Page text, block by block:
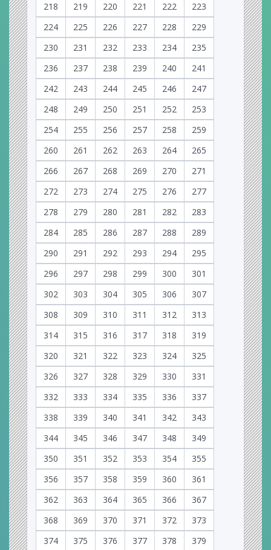
218
219 220 221 222
223
224
225 226 227 228
229
230
231 232 233 234
235
236
237 238 239 240
241
242
243 244 245 246
247
248
249 250 251 252
253
254
255 256 257 258
259
260
261 262 263 264
265
266
267 268 269 270
271
272
273 274 275 276
277
278
279 280 281 282
283
284
285 286 287 288
289
290
291 292 293 294
295
296
297 298 299 300
301
302
303 304 305 306
307
308
309 310 311 312
313
314
315 316 317 318
319
320
321 322 323 324
325
326
327 328 329 330
331
332
333 334 335 336
337
338
339 340 341 342
343
344
345 346 347 348
349
350
351 352 353 354
355
356
357 358 359 360
361
362
363 364 365 366
367
368
369 370 371 372
373
374
375 376 377 378 379